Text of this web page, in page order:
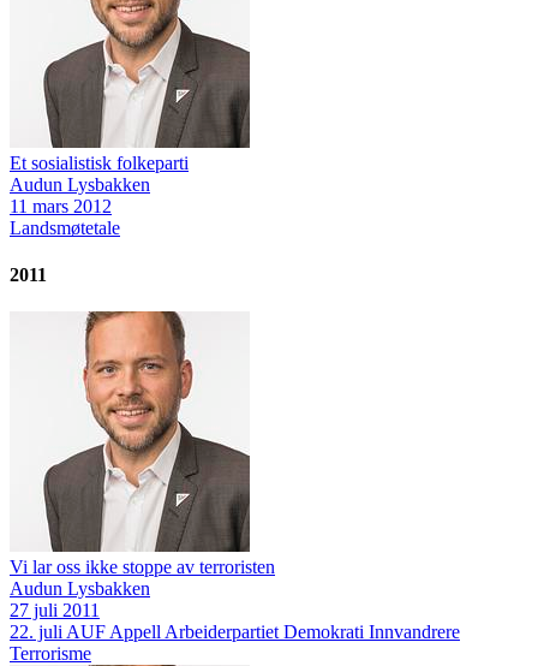
Et sosialistisk folkeparti
Audun Lysbakken
11 mars 2012
Landsmøtetale
2011
Vi lar oss ikke stoppe av terroristen
Audun Lysbakken
27 juli 2011
22. juli AUF Appell Arbeiderpartiet Demokrati Innvandrere
Terrorisme